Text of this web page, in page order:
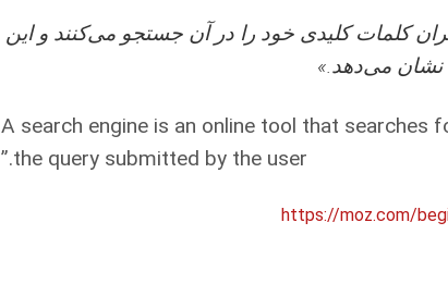
کلمات کلیدی خود را در آن جستجو می‌کنند و این
نشان می‌دهد.»
“A search engine is an online tool that
the query submitted by the user.”
https://moz.com/